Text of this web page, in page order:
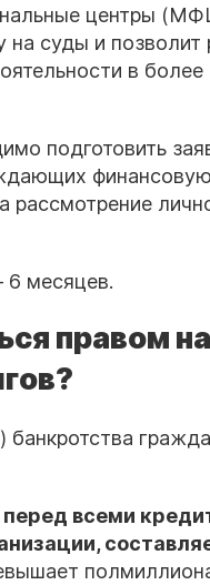
центры
на суды и позволит
в
подготовить
финансовую
рассмотрение
6 месяцев.
правом на
всеми